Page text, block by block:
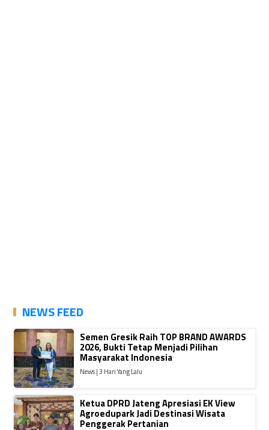
NEWS FEED
Semen Gresik Raih TOP BRAND AWARDS
2026, Bukti Tetap Menjadi Pilihan
Masyarakat Indonesia
News | 3 Hari Yang Lalu
Ketua DPRD Jateng Apresiasi EK View
Agroedupark Jadi Destinasi Wisata
Penggerak Pertanian